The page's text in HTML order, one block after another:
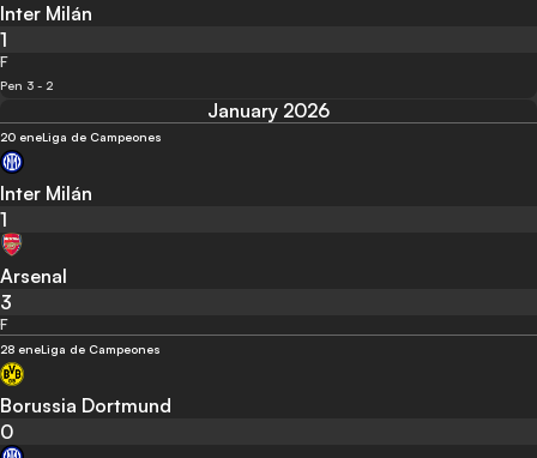
Inter Milán
1
F
Pen 3 - 2
January 2026
20 eneLiga de Campeones
Inter Milán
1
Arsenal
3
F
28 eneLiga de Campeones
Borussia Dortmund
0